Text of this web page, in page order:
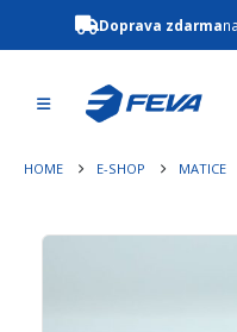
Doprava zdarma
HOME E-SHOP MATICE